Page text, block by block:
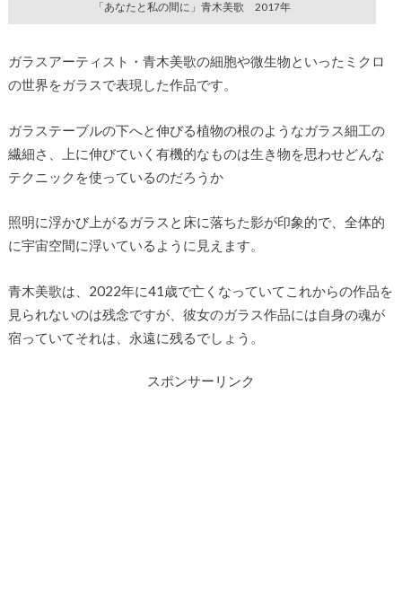
「あなたと私の間に」青木美歌 2017年
ガラスアーティスト・青木美歌の細胞や微生物といったミクロ
の世界をガラスで表現した作品です。
ガラステーブルの下へと伸びる植物の根のようなガラス細工の
繊細さ、上に伸びていく有機的なものは生き物を思わせどんな
テクニックを使っているのだろうか
照明に浮かび上がるガラスと床に落ちた影が印象的で、全体的
に宇宙空間に浮いているように見えます。
青木美歌は、2022年に41歳で亡くなっていてこれからの作品を
見られないのは残念ですが、彼女のガラス作品には自身の魂が
宿っていてそれは、永遠に残るでしょう。
スポンサーリンク